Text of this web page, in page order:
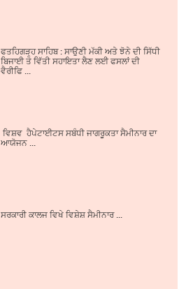
ਫਤਹਿਗੜ੍ਹ ਸਾਹਿਬ : ਸਾਉਣੀ ਮੱਕੀ ਅਤੇ ਝੋਨੇ ਦੀ ਸਿੱਧੀ
ਬਿਜਾਈ ਤੇ ਵਿੱਤੀ ਸਹਾਇਤਾ ਲੈਣ ਲਈ ਫਸਲਾਂ ਦੀ
ਵੈਰੀਫਿ ...
ਵਿਸ਼ਵ ਹੈਪੇਟਾਈਟਸ ਸਬੰਧੀ ਜਾਗਰੂਕਤਾ ਸੈਮੀਨਾਰ ਦਾ
ਆਯੋਜਨ ...
ਸਰਕਾਰੀ ਕਾਲਜ ਵਿਖੇ ਵਿਸ਼ੇਸ਼ ਸੈਮੀਨਾਰ ...